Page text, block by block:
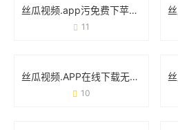
丝瓜视频.app污免费下苹果破解版：这些隐藏风险你必须知道！
11
丝瓜视频.APP在线下载无限18入口ios：iOS用户如何一键解锁海量内容
10